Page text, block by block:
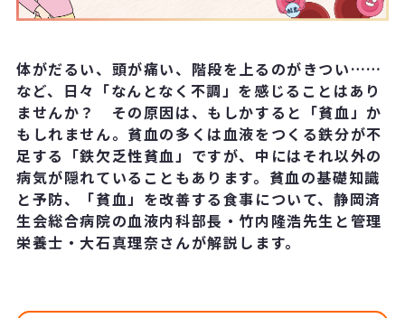
体がだるい、頭が痛い、階段を上るのがきつい……
など、日々「なんとなく不調」を感じることはあり
ませんか？ その原因は、もしかすると「貧血」か
もしれません。貧血の多くは血液をつくる鉄分が不
足する「鉄欠乏性貧血」ですが、中にはそれ以外の
病気が隠れていることもあります。貧血の基礎知識
と予防、「貧血」を改善する食事について、静岡済
生会総合病院の血液内科部長・竹内隆浩先生と管理
栄養士・大石真理奈さんが解説します。